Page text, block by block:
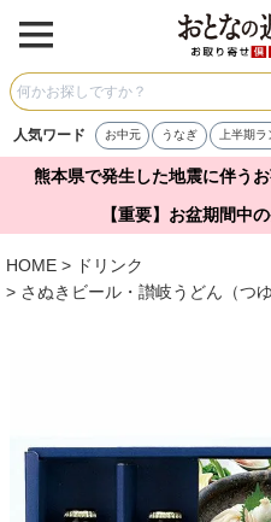
人気ワード お中元 うなぎ 上半期ラ
熊本県で発生した地震に伴う
【重要】お盆期間
HOME
ドリンク
さぬきビール・讃岐うどん（つ